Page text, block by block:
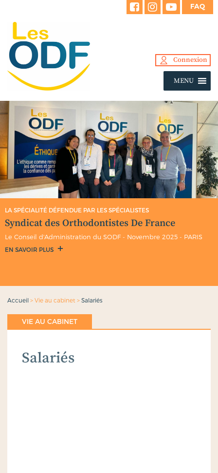
FAQ
Connexion
MENU
LA SPÉCIALITÉ DÉFENDUE PAR LES SPÉCIALISTES
Syndicat des Orthodontistes De France
Le Conseil d'Administration du SODF - Novembre 2025 - PARIS
EN SAVOIR PLUS
Accueil > Vie au cabinet > Salariés
VIE AU CABINET
Salariés